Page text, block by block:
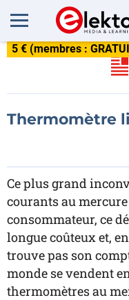
5 € (membres :
Thermomètre
Ce plus grand
courants au
consommateur, ce
longue coûteux et,
trouve pas son
monde se vendent
thermomètres au